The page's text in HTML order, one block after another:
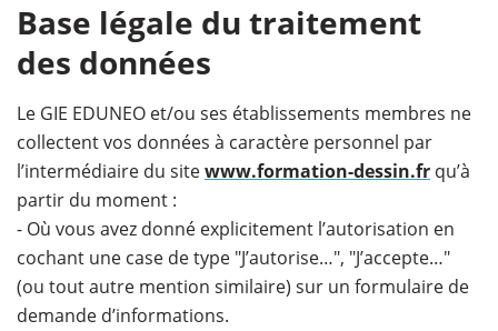
Base légale du traitement
des données
Le GIE EDUNEO et/ou ses établissements membres ne
collectent vos données à caractère personnel par
l’intermédiaire du sitewww.formation-dessin.fr qu’à
partir du moment :
- Où vous avez donné explicitement l’autorisation en
cochant une case de type "J’autorise…", "J’accepte…"
(ou tout autre mention similaire) sur un formulaire de
demande d’informations.